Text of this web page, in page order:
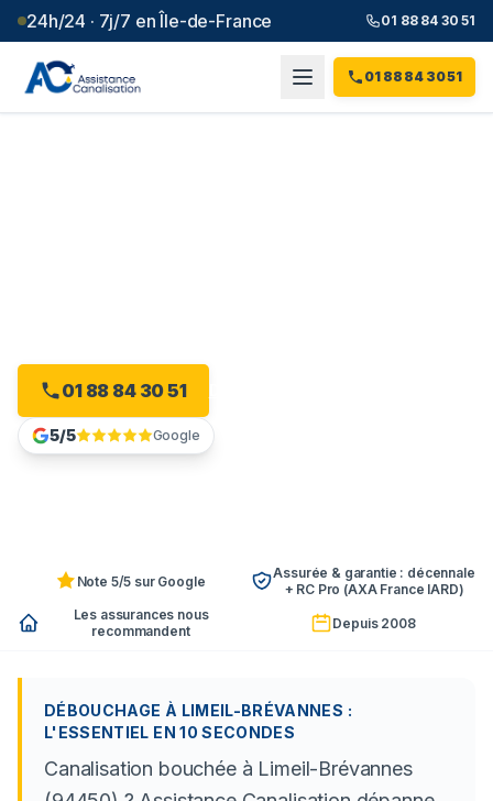
24h/24 · 7j/7 en Île-de-France 01 88 84 30 51
01 88 84 30 51
01 88 84 30 51
5/5 Google
Note 5/5 sur Google
Assurée & garantie : décennale
+ RC Pro (AXA France IARD)
Les assurances nous
recommandent
Depuis 2008
DÉBOUCHAGE À LIMEIL-BRÉVANNES :
L'ESSENTIEL EN 10 SECONDES
Canalisation bouchée à Limeil-Brévannes